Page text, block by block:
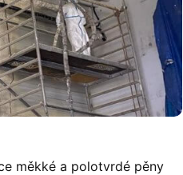
měkké a polotvrdé pěny